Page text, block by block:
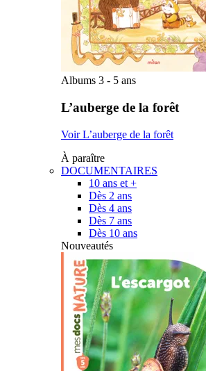
Albums 3 - 5 ans
L’auberge de la forêt
Voir L’auberge de la forêt
À paraître
DOCUMENTAIRES
10 ans et +
Dès 2 ans
Dès 4 ans
Dès 7 ans
Dès 10 ans
Nouveautés